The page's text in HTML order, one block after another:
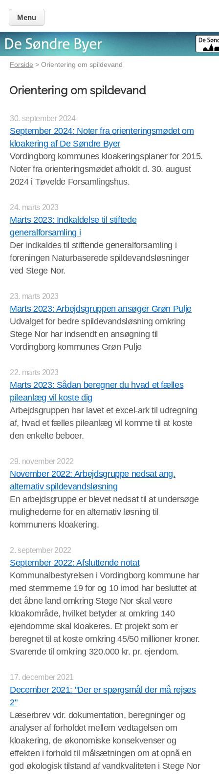
Menu
Forside > Orientering om spildevand
Orientering om spildevand
30. september 2024
September 2024: Noter fra orienteringsmødet om
kloakering af De Søndre Byer
Vordingborg kommunes kloakeringsplaner for 2015.
Noter fra orienteringsmødet afholdt d. 30. august
2024 i Tøvelde Forsamlingshus.
24. marts 2023
Marts 2023: Indkaldelse til stiftede
generalforsamling i
Der indkaldes til stiftende generalforsamling i
foreningen Naturbaserede spildevandsløsninger
ved Stege Nor.
23. marts 2023
Marts 2023: Arbejdsgruppen ansøger Grøn Pulje
Udvalget for bedre spildevandsløsning omkring
Stege Nor har indsendt en ansøgning til
Vordingborg kommunes Grøn Pulje
22. marts 2023
Marts 2023: Sådan beregner du hvad et fælles
pileanlæg vil koste dig
Arbejdsgruppen har lavet et excel-ark til udregning
af, hvad et fælles pileanlæg vil komme til at koste
den enkelte beboer.
29. november 2022
November 2022: Arbejdsgruppe nedsat ang.
alternativ spildevandsløsning
En arbejdsgruppe er blevet nedsat til at undersøge
mulighederne for en alternativ løsning til
kommunens kloakering.
2. september 2022
September 2022: Afsluttende notat
Kommunalbestyrelsen i Vordingborg kommune har
med stemmerne 19 for og 10 imod har besluttet at
det åbne land omkring Stege Nor skal være
kloakområde, hvilket betyder at omkring 140
ejendomme skal kloakeres. Et projekt som er
beregnet til at koste omkring 45/50 millioner kroner.
Svarende til omkring 320.000 kr. pr. ejendom.
17. december 2021
December 2021: "Der er spørgsmål der må rejses
2"
Læserbrev vdr. dokumentation, beregninger og
analyser af forholdet mellem vedtagelsen om
kloakering, de økonomiske konsekvenser og
effekten i forhold til målsætningen om at opnå en
god økologisk tilstand af vandkvaliteten i Stege Nor